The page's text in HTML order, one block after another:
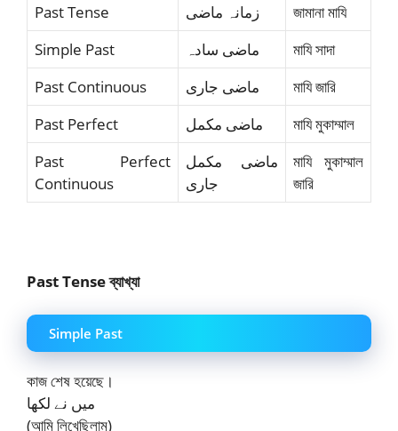
Past Tense
زمانہ ماضی
জামানা মাযি
Simple Past
ماضی سادہ
মাযি সাদা
Past Continuous
ماضی جاری
মাযি জারি
Past Perfect
ماضی مکمل
মাযি মুকাম্মাল
Past Perfect
Continuous
ماضی مکمل
جاری
মাযি মুকাম্মাল
জারি
Past Tense ব্যাখ্যা
Simple Past
কাজ শেষ হয়েছে।
میں نے لکھا
(আমি লিখেছিলাম)